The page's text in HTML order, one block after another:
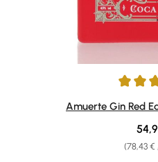
Durchschnittliche Bewertung
Amuerte Gin Red
(78,43 €